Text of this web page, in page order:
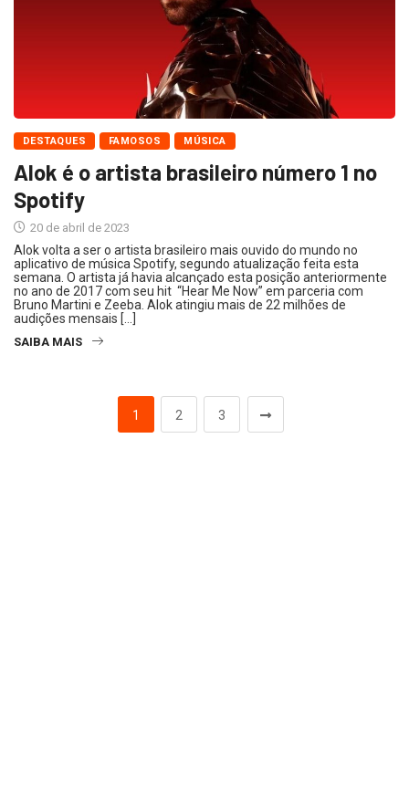
DESTAQUES FAMOSOS MÚSICA
Alok é o artista brasileiro número 1 no
Spotify
20 de abril de 2023
Alok volta a ser o artista brasileiro mais ouvido do mundo no
aplicativo de música Spotify, segundo atualização feita esta
semana. O artista já havia alcançado esta posição anteriormente
no ano de 2017 com seu hit “Hear Me Now” em parceria com
Bruno Martini e Zeeba. Alok atingiu mais de 22 milhões de
audições mensais […]
SAIBA MAIS
1 2 3